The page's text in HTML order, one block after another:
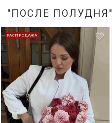
"ПОСЛЕ ПОЛУДНЯ"
РАСПРОДАЖА